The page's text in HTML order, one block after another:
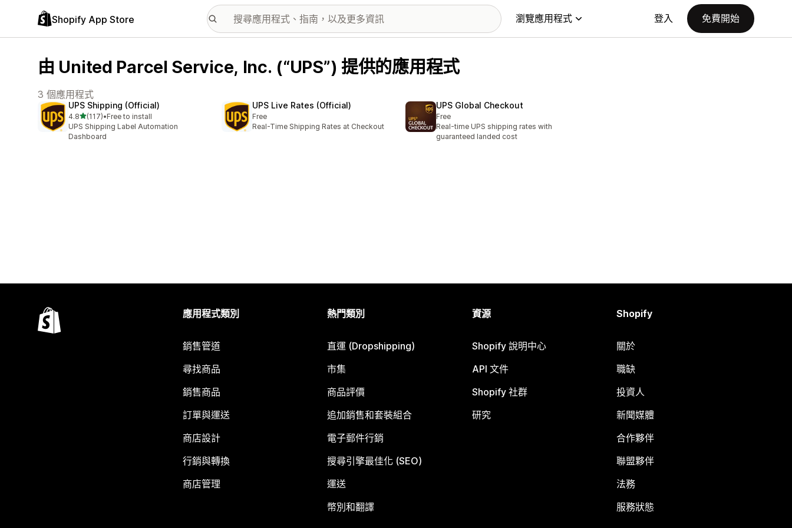
Shopify App Store 瀏覽應用程式 登入 免費開始
由 United Parcel Service, Inc. (“UPS”) 提供的應用程式
3 個應用程式
UPS Shipping (Official)
4.8滿分 5 顆星
(117)
共有 117 則評價
•Free to install
UPS Shipping Label Automation
Dashboard
UPS Live Rates (Official)
Free
Real-Time Shipping Rates at Checkout
UPS Global Checkout
Free
Real-time UPS shipping rates with
guaranteed landed cost
應用程式類別
銷售管道
尋找商品
銷售商品
訂單與運送
商店設計
行銷與轉換
商店管理
熱門類別
直運 (Dropshipping)
市集
商品評價
追加銷售和套裝組合
電子郵件行銷
搜尋引擎最佳化 (SEO)
運送
幣別和翻譯
資源
Shopify 說明中心
API 文件
Shopify 社群
研究
Shopify
關於
職缺
投資人
新聞媒體
合作夥伴
聯盟夥伴
法務
服務狀態